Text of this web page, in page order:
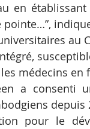
en
au
médecins
a
depuis
pour le